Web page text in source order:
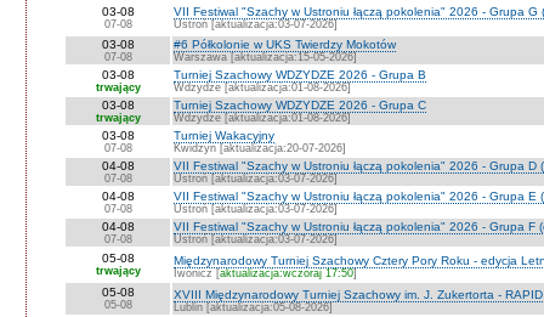
03-08
07-08
VII Festiwal "Szachy w Ustroniu łączą pokolenia" 2026 - Grupa G
Ustroń [aktualizacja:03-07-2026]
03-08
07-08
#6 Półkolonie w UKS Twierdzy Mokotów
Warszawa [aktualizacja:15-05-2026]
03-08
trwający
Turniej Szachowy WDZYDZE 2026 - Grupa B
Wdzydze [aktualizacja:01-08-2026]
03-08
trwający
Turniej Szachowy WDZYDZE 2026 - Grupa C
Wdzydze [aktualizacja:01-08-2026]
03-08
07-08
Turniej Wakacyjny
Kwidzyn [aktualizacja:20-07-2026]
04-08
07-08
VII Festiwal "Szachy w Ustroniu łączą pokolenia" 2026 - Grupa D
Ustroń [aktualizacja:03-07-2026]
04-08
07-08
VII Festiwal "Szachy w Ustroniu łączą pokolenia" 2026 - Grupa E
Ustroń [aktualizacja:03-07-2026]
04-08
07-08
VII Festiwal "Szachy w Ustroniu łączą pokolenia" 2026 - Grupa F
Ustroń [aktualizacja:03-07-2026]
05-08
trwający
Międzynarodowy Turniej Szachowy Cztery Pory Roku - edycja
Iwonicz [aktualizacja:wczoraj 17:50]
05-08
05-08
XVIII Międzynarodowy Turniej Szachowy im. J. Zukertorta -
Lublin [aktualizacja:05-08-2026]